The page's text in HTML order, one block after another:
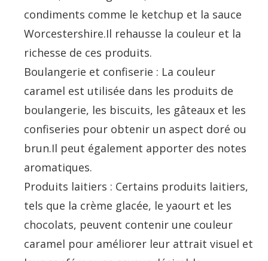
condiments comme le ketchup et la sauce
Worcestershire.Il rehausse la couleur et la
richesse de ces produits.
Boulangerie et confiserie : La couleur
caramel est utilisée dans les produits de
boulangerie, les biscuits, les gâteaux et les
confiseries pour obtenir un aspect doré ou
brun.Il peut également apporter des notes
aromatiques.
Produits laitiers : Certains produits laitiers,
tels que la crème glacée, le yaourt et les
chocolats, peuvent contenir une couleur
caramel pour améliorer leur attrait visuel et